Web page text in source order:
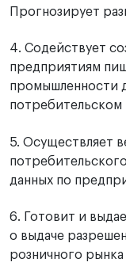
Прогнозирует
4. Содействует
предприятиям
промышленности
потребительском
5. Осуществляет
данных по
6. Готовит и
о выдаче
розничного